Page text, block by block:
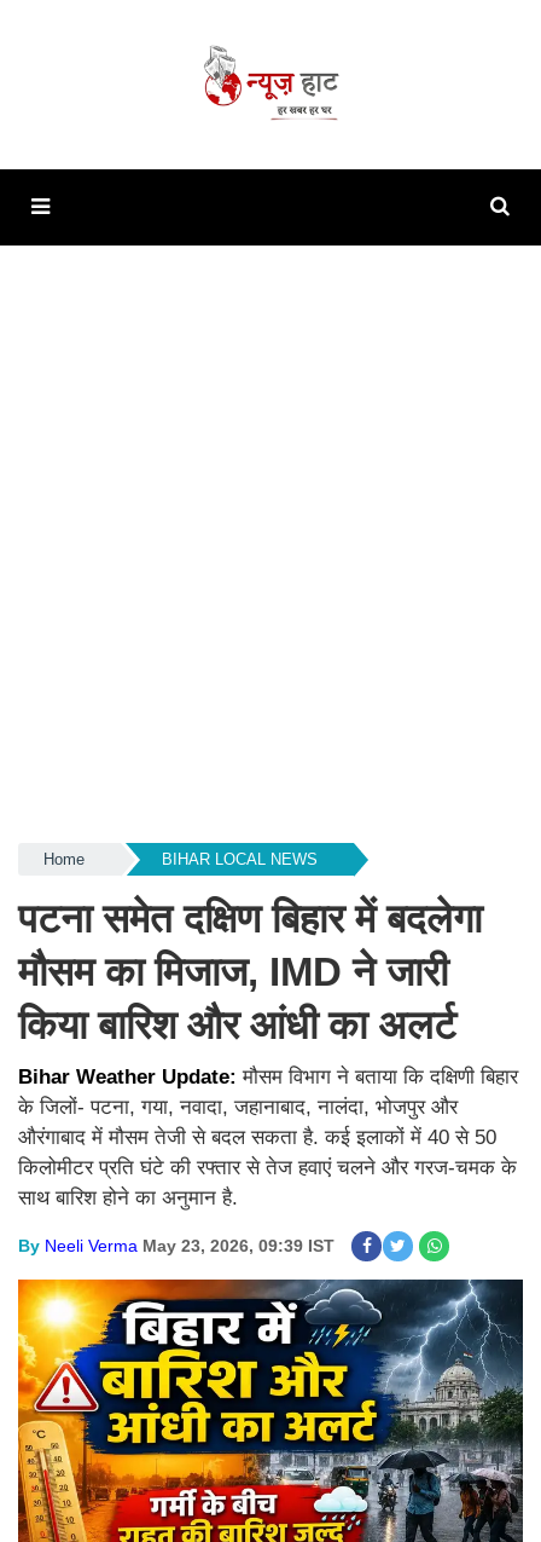
Home BIHAR LOCAL NEWS
पटना समेत दक्षिण बिहार में बदलेगा
मौसम का मिजाज, IMD ने जारी
किया बारिश और आंधी का अलर्ट
Bihar Weather Update:मौसम विभाग ने बताया कि दक्षिणी बिहार
के जिलों- पटना, गया, नवादा, जहानाबाद, नालंदा, भोजपुर और
औरंगाबाद में मौसम तेजी से बदल सकता है. कई इलाकों में 40 से 50
किलोमीटर प्रति घंटे की रफ्तार से तेज हवाएं चलने और गरज-चमक के
साथ बारिश होने का अनुमान है.
By Neeli Verma May 23, 2026, 09:39 IST